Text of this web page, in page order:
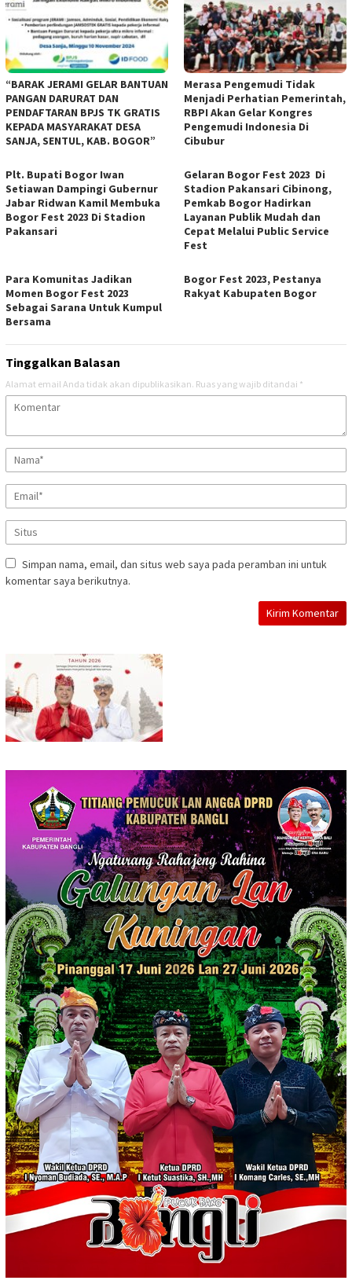
“BARAK JERAMI GELAR BANTUAN
PANGAN DARURAT DAN
PENDAFTARAN BPJS TK GRATIS
KEPADA MASYARAKAT DESA
SANJA, SENTUL, KAB. BOGOR”
Merasa Pengemudi Tidak
Menjadi Perhatian Pemerintah,
RBPI Akan Gelar Kongres
Pengemudi Indonesia Di
Cibubur
Plt. Bupati Bogor Iwan
Setiawan Dampingi Gubernur
Jabar Ridwan Kamil Membuka
Bogor Fest 2023 Di Stadion
Pakansari
Gelaran Bogor Fest 2023 Di
Stadion Pakansari Cibinong,
Pemkab Bogor Hadirkan
Layanan Publik Mudah dan
Cepat Melalui Public Service
Fest
Para Komunitas Jadikan
Momen Bogor Fest 2023
Sebagai Sarana Untuk Kumpul
Bersama
Bogor Fest 2023, Pestanya
Rakyat Kabupaten Bogor
Tinggalkan Balasan
Alamat email Anda tidak akan dipublikasikan. Ruas yang wajib ditandai *
Simpan nama, email, dan situs web saya pada peramban ini untuk
komentar saya berikutnya.